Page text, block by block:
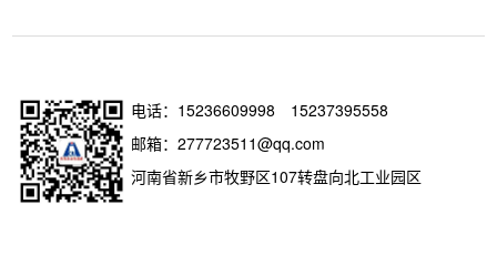
猪中毒病症都可以用茶叶来解决：1、蓖麻中毒取茶叶、
电话： 15236609998
15237395558
邮箱：277723511@qq.com
河南省新乡市牧野区107转盘向北工业园区